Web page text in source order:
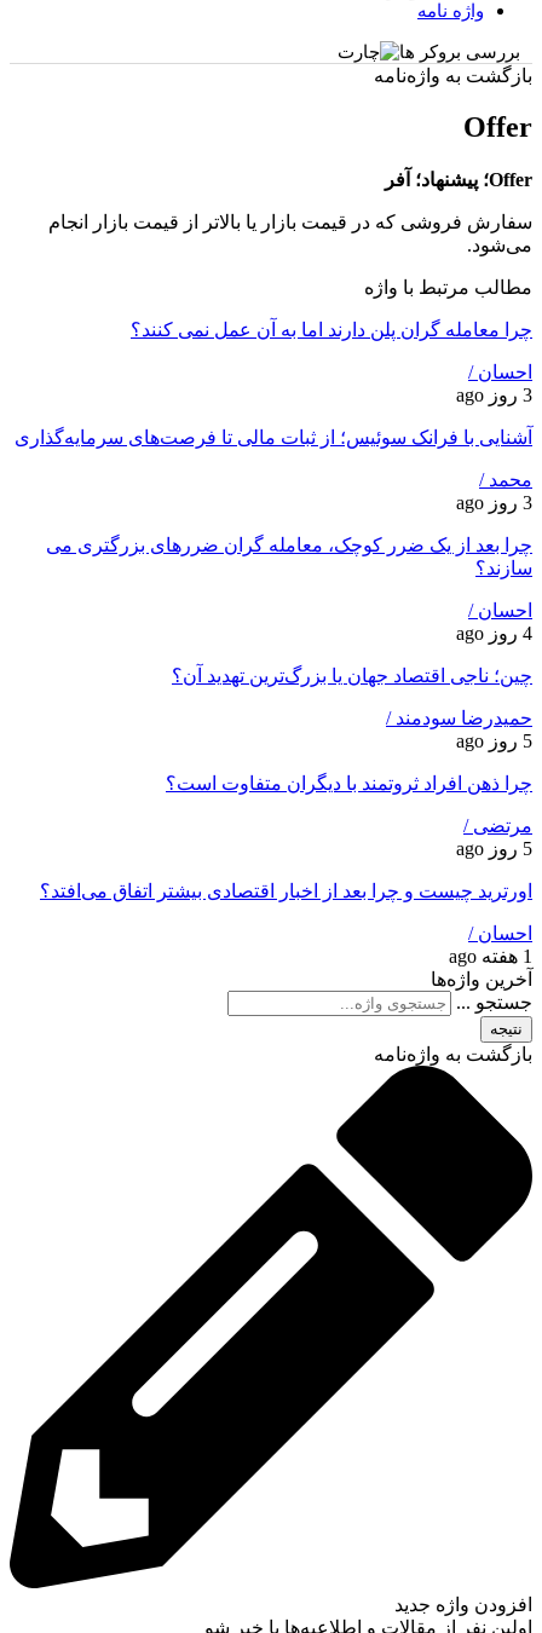
واژه نامه
بررسی بروکر ها
بازگشت به واژه‌نامه
Offer
Offer؛ پیشنهاد؛ آفر
سفارش فروشی که در قیمت بازار یا بالاتر از قیمت بازار انجام
می‌شود.
مطالب مرتبط با واژه
چرا معامله ‌گران پلن دارند اما به آن عمل نمی ‌کنند؟
احسان /
3 روز ago
آشنایی با فرانک سوئیس؛ از ثبات مالی تا فرصت‌های سرمایه‌گذاری
محمد /
3 روز ago
چرا بعد از یک ضرر کوچک، معامله‌ گران ضررهای بزرگتری می
‌سازند؟
احسان /
4 روز ago
چین؛ ناجی اقتصاد جهان یا بزرگ‌ترین تهدید آن؟
حمیدرضا سودمند /
5 روز ago
چرا ذهن افراد ثروتمند با دیگران متفاوت است؟
مرتضی /
5 روز ago
اورترید چیست و چرا بعد از اخبار اقتصادی بیشتر اتفاق می‌افتد؟
احسان /
1 هفته ago
آخرین واژه‌ها
جستجو ...
نتیجه
بازگشت به واژه‌نامه
افزودن واژه جدید
اولین نفر از مقالات و اطلاعیه‌ها با خبر شو